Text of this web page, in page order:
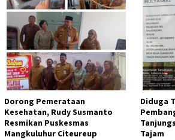
Dorong Pemerataan
Kesehatan, Rudy Susmanto
Resmikan Puskesmas
Mangkuluhur Citeureup
Diduga
Tajam​